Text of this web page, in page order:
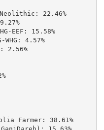
Neolithic: 22.46%
EEF: 15.58%
WHG: 4.57%
2.56%
Farmer: 38.61%
15.63%